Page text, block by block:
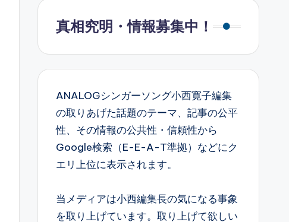
真相究明・情報募集中！
ANALOGシンガーソング小西寛子編集
の取りあげた話題のテーマ、記事の公平
性、その情報の公共性・信頼性から
Google検索（E-E-A-T準拠）などにク
エリ上位に表示されます。
当メディアは小西編集長の気になる事象
を取り上げています。取り上げて欲しい